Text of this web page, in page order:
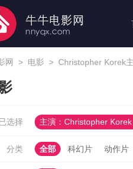
网 > 电影 > Christopher Korek
选择 主演：Christopher Korek
分类 全部 科幻片 动作片